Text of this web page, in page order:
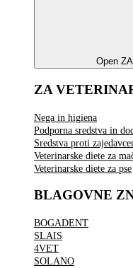
Open
ZA
Nega in higiena
Podporna sredstva in
Sredstva proti
Veterinarske diete za
Veterinarske diete za pse
BLAGOVNE
BOGADENT
SLAIS
4VET
SOLANO